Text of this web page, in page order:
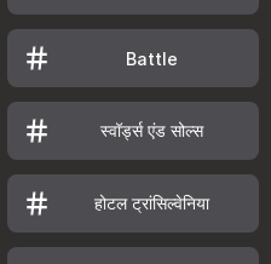
Battle
स्वॉर्ड्स एंड सोल्स
होटल ट्रांसिल्वेनिया